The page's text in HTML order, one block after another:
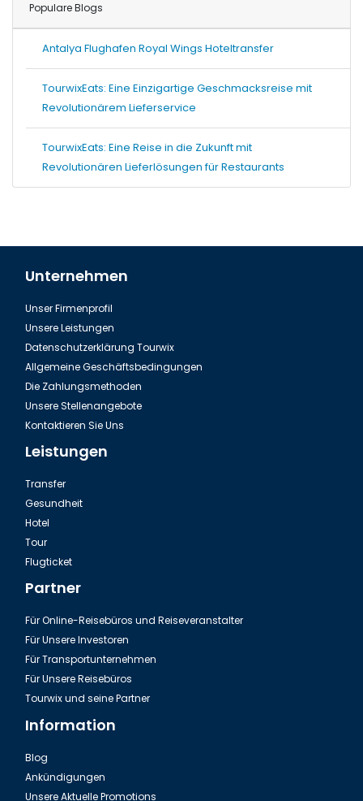
Populare Blogs
Antalya Flughafen Royal Wings Hoteltransfer
TourwixEats: Eine Einzigartige Geschmacksreise mit
Revolutionärem Lieferservice
TourwixEats: Eine Reise in die Zukunft mit
Revolutionären Lieferlösungen für Restaurants
Unternehmen
Unser Firmenprofil
Unsere Leistungen
Datenschutzerklärung Tourwix
Allgemeine Geschäftsbedingungen
Die Zahlungsmethoden
Unsere Stellenangebote
Kontaktieren Sie Uns
Leistungen
Transfer
Gesundheit
Hotel
Tour
Flugticket
Partner
Für Online-Reisebüros und Reiseveranstalter
Für Unsere Investoren
Für Transportunternehmen
Für Unsere Reisebüros
Tourwix und seine Partner
Information
Blog
Ankündigungen
Unsere Aktuelle Promotions